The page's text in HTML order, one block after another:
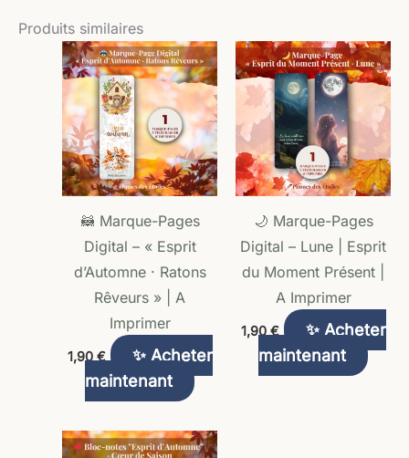
Produits similaires
🦝 Marque-Pages
Digital – « Esprit
d’Automne · Ratons
Rêveurs » | A
Imprimer
1,90 €
✨ Acheter
maintenant
🌙 Marque-Pages
Digital – Lune | Esprit
du Moment Présent |
A Imprimer
1,90 €
✨ Acheter
maintenant